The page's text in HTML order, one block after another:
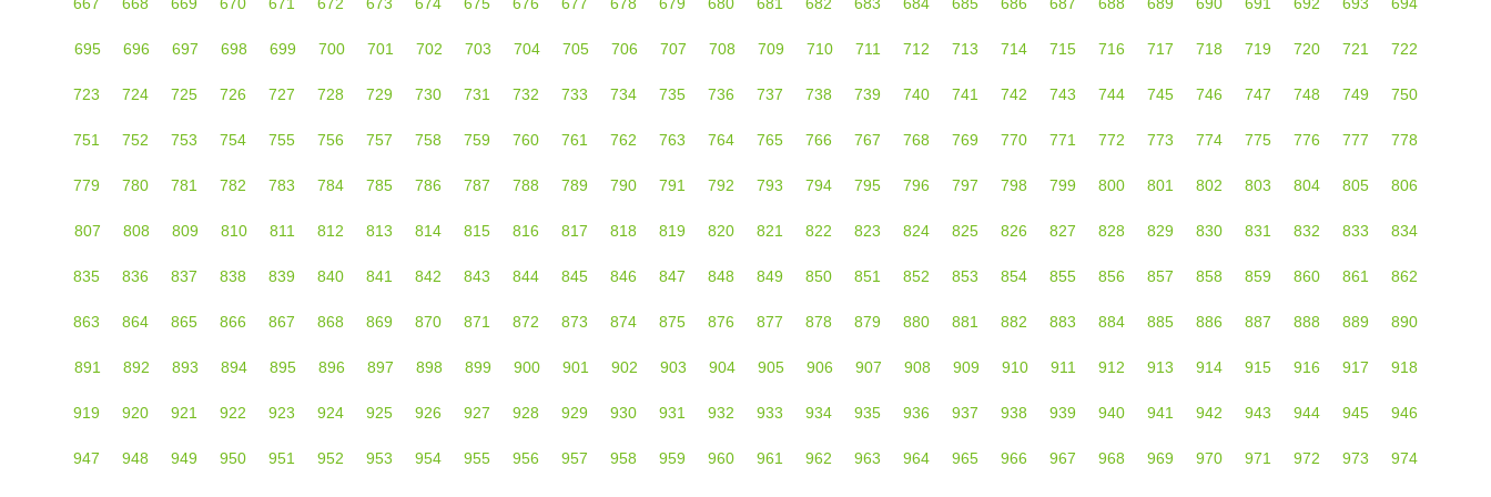
695 696 697 698 699 700 701 702 703 704 705 706 707 708 709 710 711 712 713 714 715 716 717 718 719 720 721 722
723 724 725 726 727 728 729 730 731 732 733 734 735 736 737 738 739 740 741 742 743 744 745 746 747 748 749 750
751 752 753 754 755 756 757 758 759 760 761 762 763 764 765 766 767 768 769 770 771 772 773 774 775 776 777 778
779 780 781 782 783 784 785 786 787 788 789 790 791 792 793 794 795 796 797 798 799 800 801 802 803 804 805 806
807 808 809 810 811 812 813 814 815 816 817 818 819 820 821 822 823 824 825 826 827 828 829 830 831 832 833 834
835 836 837 838 839 840 841 842 843 844 845 846 847 848 849 850 851 852 853 854 855 856 857 858 859 860 861 862
863 864 865 866 867 868 869 870 871 872 873 874 875 876 877 878 879 880 881 882 883 884 885 886 887 888 889 890
891 892 893 894 895 896 897 898 899 900 901 902 903 904 905 906 907 908 909 910 911 912 913 914 915 916 917 918
919 920 921 922 923 924 925 926 927 928 929 930 931 932 933 934 935 936 937 938 939 940 941 942 943 944 945 946
947 948 949 950 951 952 953 954 955 956 957 958 959 960 961 962 963 964 965 966 967 968 969 970 971 972 973 974